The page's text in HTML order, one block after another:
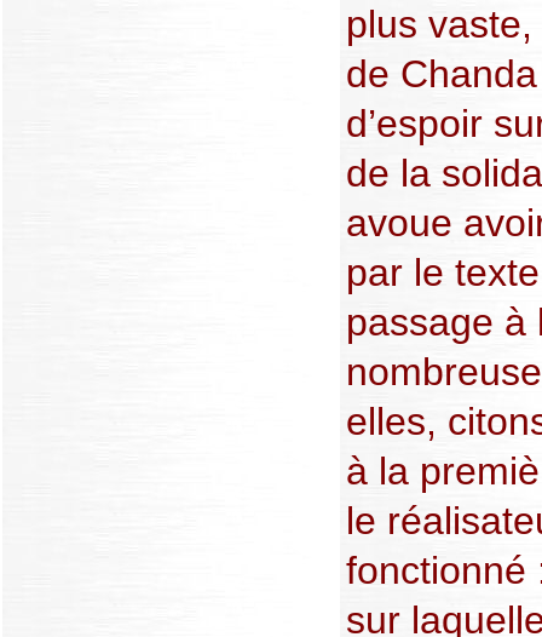
plus
de
d’espoir
de la
avoue
par le
passage à
elles,
à la
le
fonctionné
sur